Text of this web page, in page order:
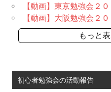
【動画】東京勉強会２
【動画】大阪勉強会２
もっと
初心者勉強会の活動報告